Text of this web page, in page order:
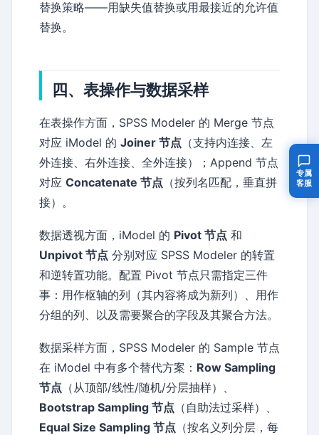
替换策略——用缺失值替换或用最接近的允许值
替换。
四、表操作与数据采样
在表操作方面，SPSS Modeler 的 Merge 节点
对应 iModel 的 Joiner 节点 （支持内连接、左
外连接、右外连接、全外连接）；Append 节点
对应 Concatenate 节点 （按列名匹配，垂直拼
接）。
数据透视方面，iModel 的 Pivot 节点 和
Unpivot 节点 分别对应 SPSS Modeler 的转置
和逆转置功能。配置 Pivot 节点只需指定三件
事：用作枢轴的列（其内容将成为新列）、用作
分组的列、以及需要聚合的字段及其聚合方法。
数据采样方面，SPSS Modeler 的 Sample 节点
在 iModel 中有多个替代方案： Row Sampling
节点 （从顶部/线性/随机/分层抽样）、
Bootstrap Sampling 节点 （自助法过采样）、
Equal Size Sampling 节点 （按名义列分层，每
专属
客服